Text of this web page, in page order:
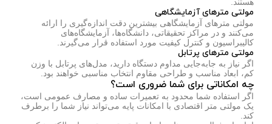
مولتی مترهای آزمایشگاهی
مولتی مترهای آزمایشگاهی بیشترین دقت اندازه‌گیری را ارائه
می‌کنند و در مراکز تحقیقاتی، دانشگاه‌ها، آزمایشگاه‌های
کالیبراسیون و کنترل کیفیت مورد استفاده قرار می‌گیرند.
مولتی مترهای پرتابل
اگر نیاز به جابه‌جایی مداوم دستگاه دارید، مدل‌های پرتابل با وزن
کم، ابعاد مناسب و طراحی مقاوم انتخاب مناسبی خواهند بود.
چه امکاناتی برای شما ضروری است؟
اگر استفاده شما محدود به تعمیرات ساده و مصارف عمومی است،
یک مولتی متر اقتصادی با امکانات پایه می‌تواند نیاز شما را برطرف
کند.